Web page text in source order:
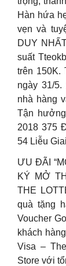
Hàn hứa
vẹn và
DUY
suất
trên 150K.
ngày 31/
nhà hàng
Tận
2018 375
54 Liễu
ƯU ĐÃI
KÝ MỞ
THE
quà tặng
Voucher
khách
Visa –
Store với